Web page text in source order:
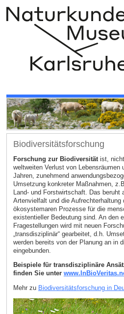
Biodiversitätsforschung
Forschung zur Biodiversitätist,
weltweiten Verlust von Lebensräumen
Jahren, zunehmend
Umsetzung konkreter Maßnahmen,
Land- und Forstwirtschaft. Das beruht
Artenvielfalt und die Aufrechterhaltung
ökosystemaren Prozesse für die
existentieller Bedeutung sind. An den
Fragestellungen wird mit neuen
„transdisziplinär“ gearbeitet, d.h.
werden bereits von der Planung an in
eingebunden.
Beispiele für transdisziplinäre
finden Sie unter
Mehr zu Biodiversitätsforschung in